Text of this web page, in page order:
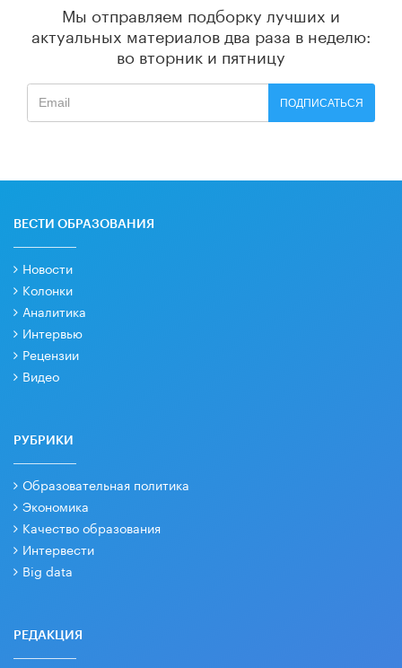
Мы отправляем подборку лучших и
актуальных материалов два раза в неделю:
во вторник и пятницу
ПОДПИСАТЬСЯ
ВЕСТИ ОБРАЗОВАНИЯ
Новости
Колонки
Аналитика
Интервью
Рецензии
Видео
РУБРИКИ
Образовательная политика
Экономика
Качество образования
Интервести
Big data
РЕДАКЦИЯ